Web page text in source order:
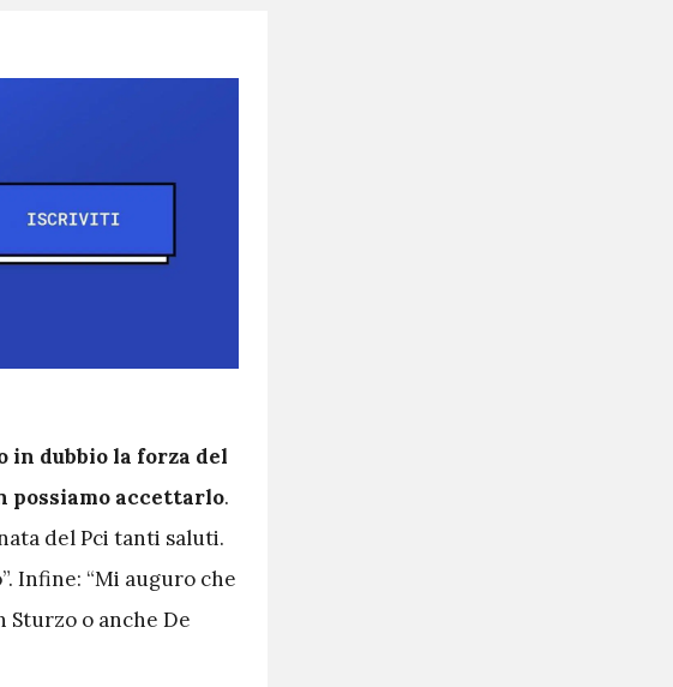
in dubbio la forza del
possiamo accettarlo.
del Pci tanti saluti.
Infine: “Mi auguro che
Sturzo o anche De